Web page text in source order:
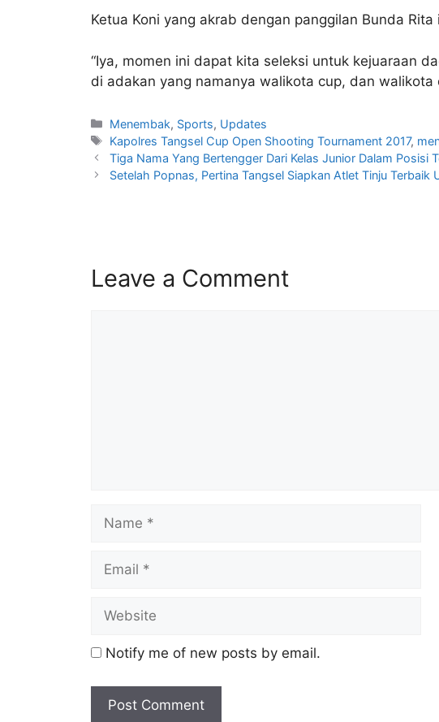
Ketua Koni yang akrab dengan panggilan Bunda
“Iya, momen ini dapat kita seleksi untuk kejuaraan
di adakan yang namanya walikota cup, dan
Menembak, Sports, Updates
Kapolres Tangsel Cup Open Shooting Tournament 2017,
Tiga Nama Yang Bertengger Dari Kelas Junior Dalam Posisi
Setelah Popnas, Pertina Tangsel Siapkan Atlet Tinju Terbaik
Leave a Comment
Notify me of new posts by email.